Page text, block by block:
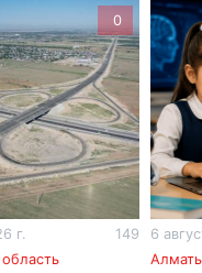
0
г.
149
6